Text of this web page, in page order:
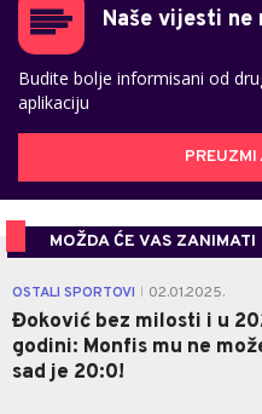
Naše vijesti ne
Budite bolje informisani od
aplikaciju
MOŽDA ĆE VAS ZANIMATI
OSTALI SPORTOVI 02.01.2025.
Đoković bez milosti i u
godini: Monfis mu ne
sad je 20:0!